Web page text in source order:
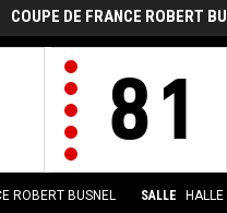
COUPE DE FRANCE ROBERT
81
ROBERT BUSNEL SALLE